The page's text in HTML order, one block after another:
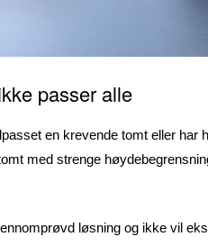
passer alle
en krevende tomt eller har
med strenge
løsning og ikke vil